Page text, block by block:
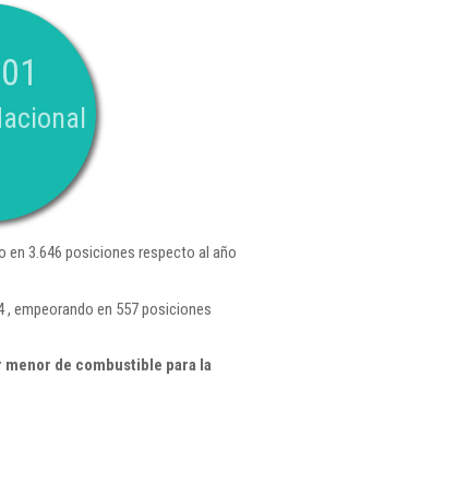
en 3.646 posiciones respecto al año
, empeorando en 557 posiciones
de combustible para la